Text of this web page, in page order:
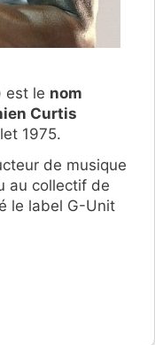
est le nom
Curtis
1975.
de musique
au collectif de
le label G-Unit